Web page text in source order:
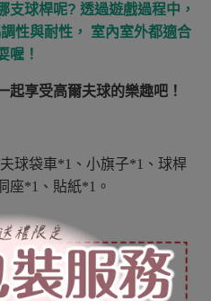
支球桿呢? 透過遊戲過程中，
性與耐性， 室內室外都適合
喔！
起享受高爾夫球的樂趣吧！
球袋車*1、小旗子*1、球桿
座*1、貼紙*1。